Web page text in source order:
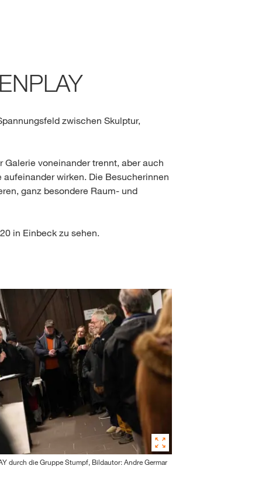
Mediathek
& services?
USA
zwischen Skulptur,
voneinander trennt, aber auch
wirken. Die Besucherinnen
ganz besondere Raum- und
in Einbeck zu sehen.
durch die Gruppe Stumpf, Bildautor: Andre Germar